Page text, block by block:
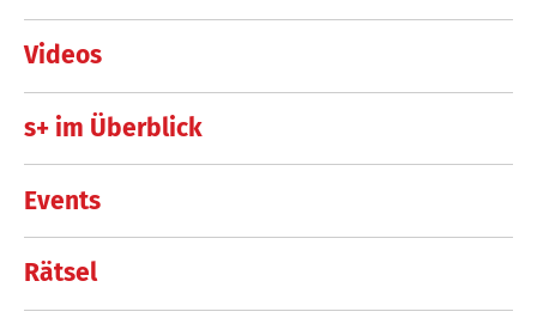
Videos
s+ im Überblick
Events
Rätsel